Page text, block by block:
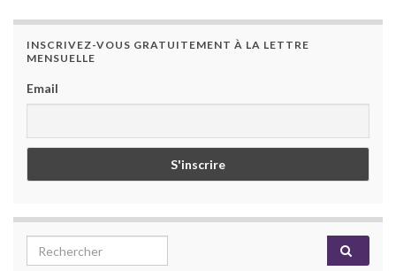
INSCRIVEZ-VOUS GRATUITEMENT À LA LETTRE
MENSUELLE
Email
Search for: